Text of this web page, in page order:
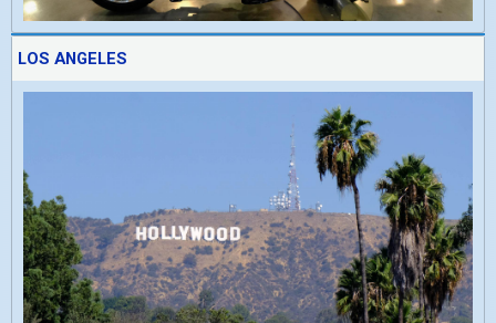
LOS ANGELES